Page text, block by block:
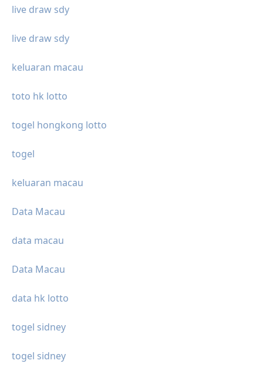
live draw sdy
live draw sdy
keluaran macau
toto hk lotto
togel hongkong lotto
togel
keluaran macau
Data Macau
data macau
Data Macau
data hk lotto
togel sidney
togel sidney